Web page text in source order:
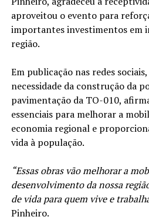
aproveitou o evento para
importantes investimentos em
região.
Em publicação nas redes
necessidade da construção da
pavimentação da TO-010,
essenciais para melhorar a
economia regional e
vida à população.
“Essas obras vão melhorar a
desenvolvimento da nossa
de vida para quem vive e
Pinheiro.